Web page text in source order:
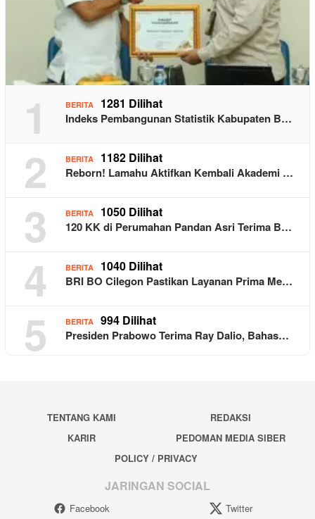
1 BERITA 1281 Dilihat
Indeks Pembangunan Statistik Kabupaten B…
2 BERITA 1182 Dilihat
Reborn! Lamahu Aktifkan Kembali Akademi …
3 BERITA 1050 Dilihat
120 KK di Perumahan Pandan Asri Terima B…
4 BERITA 1040 Dilihat
BRI BO Cilegon Pastikan Layanan Prima Me…
5 BERITA 994 Dilihat
Presiden Prabowo Terima Ray Dalio, Bahas…
TENTANG KAMI
REDAKSI
KARIR
PEDOMAN MEDIA SIBER
POLICY / PRIVACY
JARINGAN SOCIAL
Facebook Twitter